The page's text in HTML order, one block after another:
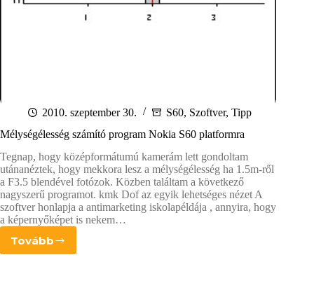
2010. szeptember 30. S60, Szoftver, Tipp
Mélységélesség számító program Nokia S60 platformra
Tegnap, hogy középformátumú kamerám lett gondoltam
utánanéztek, hogy mekkora lesz a mélységélesség ha 1.5m-ről
a F3.5 blendével fotózok. Közben találtam a következő
nagyszerű programot. kmk Dof az egyik lehetséges nézet A
szoftver honlapja a antimarketing iskolapéldája , annyira, hogy
a képernyőképet is nekem…
TovábbMélységélesség